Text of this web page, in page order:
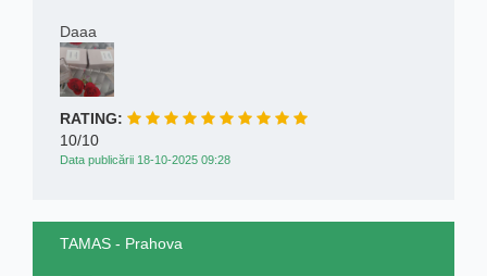
Daaa
RATING:
10/10
Data publicării 18-10-2025 09:28
TAMAS - Prahova